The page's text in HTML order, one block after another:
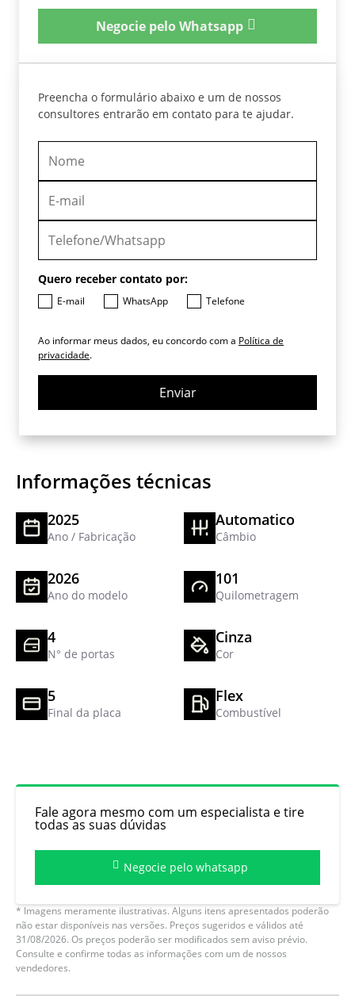
Negocie pelo Whatsapp
Preencha o formulário abaixo e um de nossos
consultores entrarão em contato para te ajudar.
Quero receber contato por:
E-mail WhatsApp Telefone
Ao informar meus dados, eu concordo com a Política de
privacidade.
Enviar
Informações técnicas
2025
Ano / Fabricação
Automatico
Câmbio
4
N° de portas
Cinza
Cor
2026
Ano do modelo
101
Quilometragem
5
Final da placa
Flex
Combustível
Fale agora mesmo com um especialista e tire
todas as suas dúvidas
Negocie pelo whatsapp
* Imagens meramente ilustrativas. Alguns itens apresentados poderão
não estar disponíveis nas versões. Preços sugeridos e válidos até
31/08/2026. Os preços poderão ser modificados sem aviso prévio.
Consulte e confirme todas as informações com um de nossos
vendedores.